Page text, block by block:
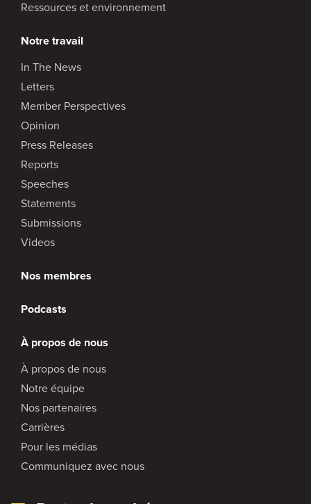
Ressources et environnement
Notre travail
In The News
Letters
Member Perspectives
Opinion
Press Releases
Reports
Speeches
Statements
Submissions
Videos
Nos membres
Podcasts
À propos de nous
À propos de nous
Notre équipe
Nos partenaires
Carrières
Pour les médias
Communiquez avec nous